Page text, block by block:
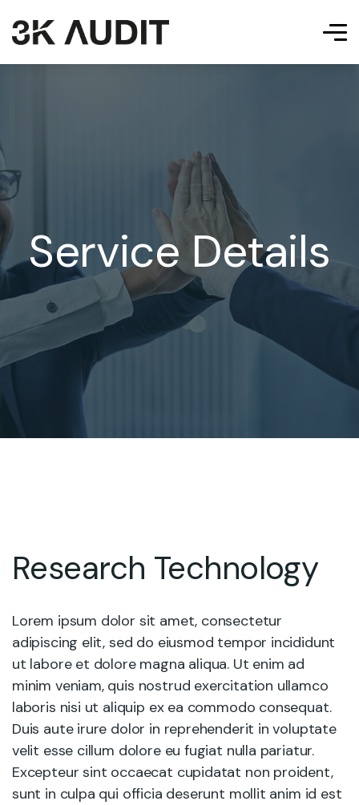
Service Details
Research Technology
Lorem ipsum dolor sit amet, consectetur
adipiscing elit, sed do eiusmod tempor incididunt
ut labore et dolore magna aliqua. Ut enim ad
minim veniam, quis nostrud exercitation ullamco
laboris nisi ut aliquip ex ea commodo consequat.
Duis aute irure dolor in reprehenderit in voluptate
velit esse cillum dolore eu fugiat nulla pariatur.
Excepteur sint occaecat cupidatat non proident,
sunt in culpa qui officia deserunt mollit anim id est